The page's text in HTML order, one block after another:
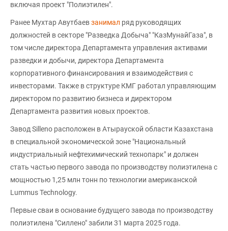
включая проект "Полиэтилен".
Ранее Мухтар Авутбаевзанимал ряд руководящих
должностей в секторе "Разведка Добыча" "КазМунайГаза", в
том числе директора Департамента управления активами
разведки и добычи, директора Департамента
корпоративного финансирования и взаимодействия с
инвесторами. Также в структуре КМГ работал управляющим
директором по развитию бизнеса и директором
Департамента развития новых проектов.
Завод Silleno расположен в Атырауской области Казахстана
в специальной экономической зоне "Национальный
индустриальный нефтехимический технопарк" и должен
стать частью первого завода по производству полиэтилена с
мощностью 1,25 млн тонн по технологии американской
Lummus Technology.
Первые сваи в основание будущего завода по производству
полиэтилена "Силлено" забили 31 марта 2025 года.